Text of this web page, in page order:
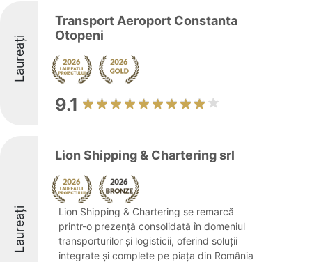
Laureați
Transport Aeroport Constanta
Otopeni
9.1
Laureați
Lion Shipping & Chartering srl
Lion Shipping & Chartering se remarcă
printr-o prezență consolidată în domeniul
transporturilor și logisticii, oferind soluții
integrate și complete pe piața din România